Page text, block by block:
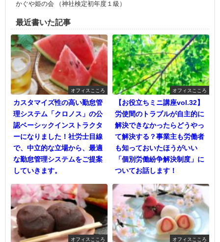
かぐや姫の会 （神社検定初年度１級）
最近書いた記事
オフィスこころ
カスタマイズ性の高い勤怠管
理システム「クロノス」の公
認ベーシックインストラクタ
ーになりました！社労士目線
で、中立的な立場から、最適
な勤怠管理システムをご提案
していきます。
オフィスこころ
【お役立ちミニ講座vol.32】
労使間のトラブルが自主的に
解決できなかったらどうやっ
て解決する？事業主も労働者
も知っておいたほうがいい
「個別労働紛争解決制度」に
ついてお話します！
オフィスこころ オフィスこころ